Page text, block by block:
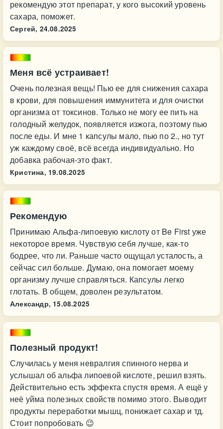
рекомендую этот препарат, у кого высокий уровень
сахара, поможет.
Сергей, 24.08.2025
Меня всё устраивает!
Очень полезная вещь! Пью ее для снижения сахара
в крови, для повышения иммунитета и для очистки
организма от токсинов. Только не могу ее пить на
голодный желудок, появляется изжога, поэтому пью
после еды. И мне 1 капсулы мало, пью по 2., но тут
уж каждому своё, всё всегда индивидуально. Но
добавка рабочая-это факт.
Кристина, 19.08.2025
Рекомендую
Принимаю Альфа-липоевую кислоту от Be First уже
некоторое время. Чувствую себя лучше, как-то
бодрее, что ли. Раньше часто ощущал усталость, а
сейчас сил больше. Думаю, она помогает моему
организму лучше справляться. Капсулы легко
глотать. В общем, доволен результатом.
Александр, 15.08.2025
Полезный продукт!
Случилась у меня невралгия спинного нерва и
услышал об альфа липоевой кислоте, решил взять.
Действительно есть эффекта спустя время. А ещё у
неё уйма полезных свойств помимо этого. Выводит
продукты переработки мышц, понижает сахар и тд.
Стоит попробовать 😉